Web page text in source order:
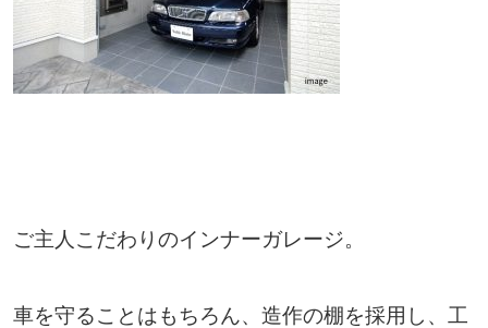
ご主人こだわりのインナーガレージ。
車を守ることはもちろん、造作の棚を採用し、工